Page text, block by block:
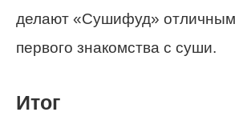
делают «Сушифуд»
первого знакомства с суши.
Итог